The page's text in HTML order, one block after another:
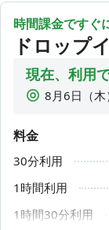
★1階レンタルス
8月27日(木)
この時間は1階
予約が入る場合
🎓 中高生のみな
当スペースは月
用いただけます
ますのでご了承
時間課金ですぐ
ドロップ
現在、利用
8月6日（木
8月9日（日
8月10日（
8月11日（火
料金
30分利用
1時間利用
1時間30分利用